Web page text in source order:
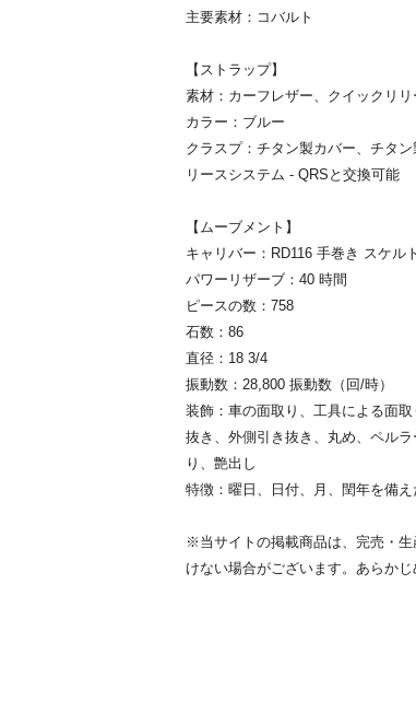
主要素材：コバルト
【ストラップ】
素材：カーフレザー、クイックリ
カラー：ブルー
クラスプ：チタン製カバー、チタ
リースシステム - QRSと交換可能
【ムーブメント】
キャリバー：RD116 手巻き スケル
パワーリザーブ：40 時間
ピースの数：758
石数：86
直径：18 3/4
振動数：28,800 振動数（回/時）
装飾：車の面取り、工具による面
抜き、外側引き抜き、丸め、ペル
り、艶出し
特徴：曜日、日付、月、閏年を備
※当サイトの掲載商品は、完売・
けない場合がございます。あらか